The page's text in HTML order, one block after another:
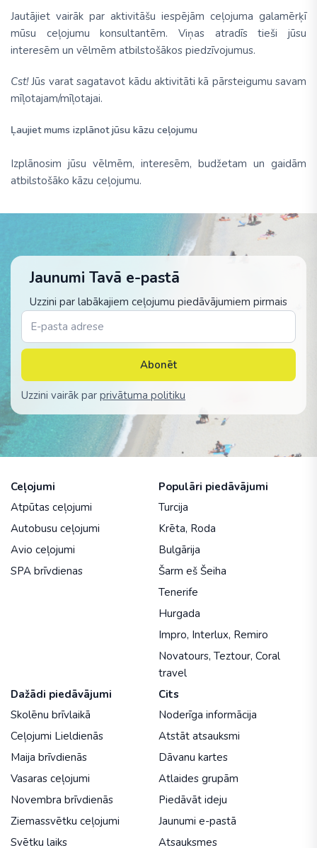
Jautājiet vairāk par aktivitāšu iespējām ceļojuma galamērķī
mūsu ceļojumu konsultantēm. Viņas atradīs tieši jūsu
interesēm un vēlmēm atbilstošākos piedzīvojumus.
Cst!Jūs varat sagatavot kādu aktivitāti kā pārsteigumu savam
mīļotajam/mīļotajai.
Ļaujiet mums izplānot jūsu kāzu ceļojumu
Izplānosim jūsu vēlmēm, interesēm, budžetam un gaidām
atbilstošāko kāzu ceļojumu.
Jaunumi Tavā e-pastā
Uzzini par labākajiem ceļojumu piedāvājumiem pirmais
Abonēt
Uzzini vairāk par privātuma politiku
Ceļojumi
Atpūtas ceļojumi
Autobusu ceļojumi
Avio ceļojumi
SPA brīvdienas
Populāri piedāvājumi
Turcija
Krēta, Roda
Bulgārija
Šarm eš Šeiha
Tenerife
Hurgada
Impro, Interlux, Remiro
Novatours, Teztour, Coral
travel
Dažādi piedāvājumi
Skolēnu brīvlaikā
Ceļojumi Lieldienās
Maija brīvdienās
Vasaras ceļojumi
Novembra brīvdienās
Ziemassvētku ceļojumi
Svētku laiks
Cits
Noderīga informācija
Atstāt atsauksmi
Dāvanu kartes
Atlaides grupām
Piedāvāt ideju
Jaunumi e-pastā
Atsauksmes